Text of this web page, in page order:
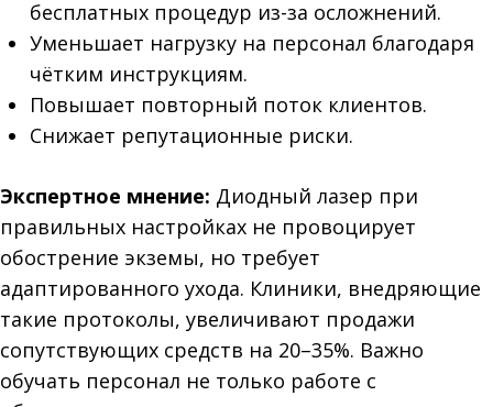
бесплатных процедур из-за осложнений.
Уменьшает нагрузку на персонал благодаря
чётким инструкциям.
Повышает повторный поток клиентов.
Снижает репутационные риски.
Экспертное мнение: Диодный лазер при
правильных настройках не провоцирует
обострение экземы, но требует
адаптированного ухода. Клиники, внедряющие
такие протоколы, увеличивают продажи
сопутствующих средств на 20–35%. Важно
обучать персонал не только работе с